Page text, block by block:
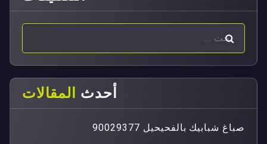
أحدث المقالات
صباغ شبابيك بالفحيحيل 90029377